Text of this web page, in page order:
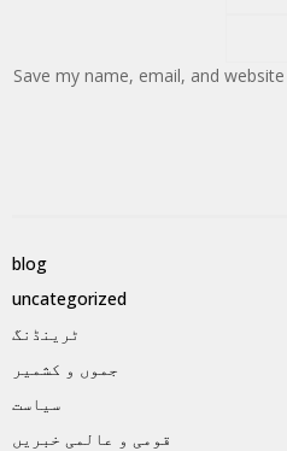
Save my name, email, and
blog
uncategorized
ٹرینڈنگ
جموں و کشمیر
سیاست
قومی و عالمی خبریں